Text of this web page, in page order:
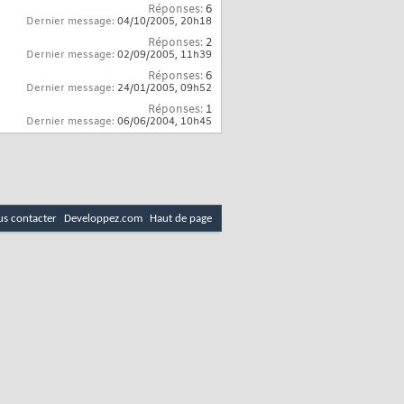
Réponses:6
Dernier message: 04/10/2005, 20h18
Réponses: 2
Dernier message: 02/09/2005, 11h39
Réponses:6
Dernier message: 24/01/2005, 09h52
Réponses: 1
Dernier message: 06/06/2004, 10h45
contacter Developpez.com Haut de page